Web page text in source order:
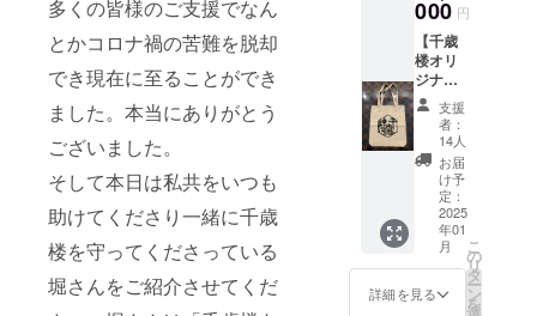
多くの皆様のご支援でなん
とかコロナ禍の苦難を脱却
でき現在に至ることができ
ました。本当にありがとう
ございました。
そして本日は私共をいつも
助けてくださり一緒に千歳
楼を守ってくださっている
堀さんをご紹介させてくだ
ださい
（ご辞
退され
る場合
はその
旨ご記
入くだ
さい）
・掲
載期
間：
2025年
以降
（建物
が存在
する限
頂いた
皆様全
員のお
名前
（個人
名、法
人名）
を記念
プレー
トにし
て松の
間に飾
らせて
頂きま
す。
備考欄
000 円
【千歳
楼オリ
ジナル
トート
バッグ
プラ
ン】 ■
心から
の感謝
の気持
ちを込
めお礼
のメー
ルを送
信させ
支援
者：
14人
お届
け予
定：
2025
年01
月
詳細を見る
こ
の
リ
タ
ー
ン
を